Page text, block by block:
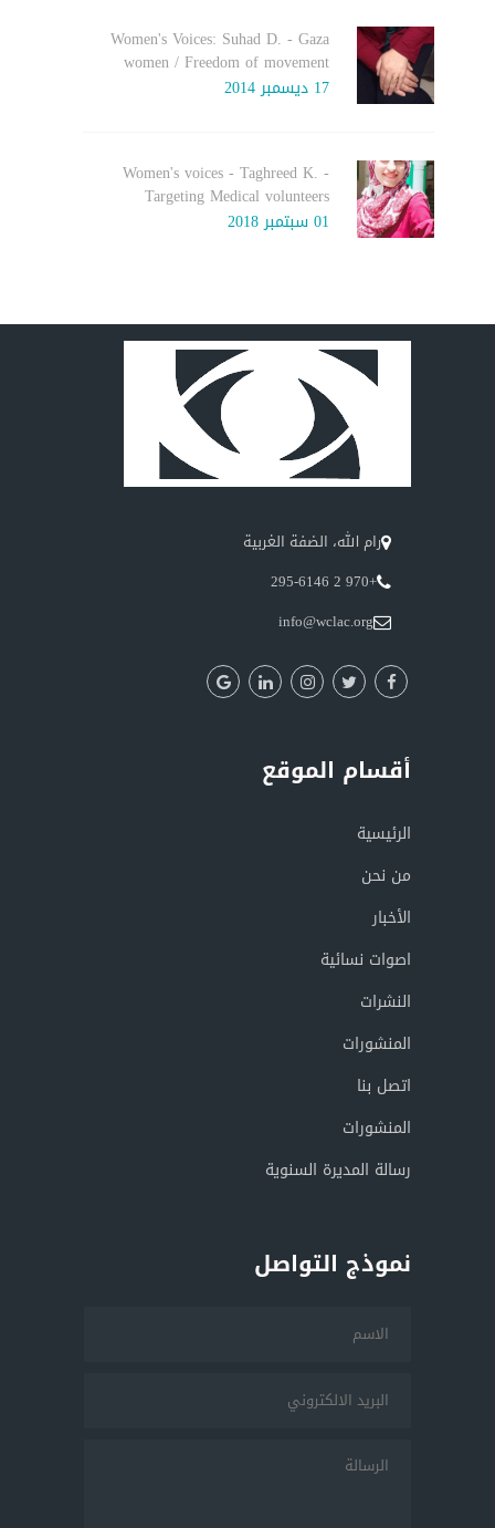
Women's Voices: Suhad D. - Gaza
women / Freedom of movement
17 ديسمبر 2014
Women's voices - Taghreed K. -
Targeting Medical volunteers
01 سبتمبر 2018
رام الله، الضفة الغربية
+970 2 295-6146
info@wclac.org
أقسام الموقع
الرئيسية
من نحن
الأخبار
اصوات نسائية
النشرات
المنشورات
اتصل بنا
المنشورات
رسالة المديرة السنوية
نموذج التواصل